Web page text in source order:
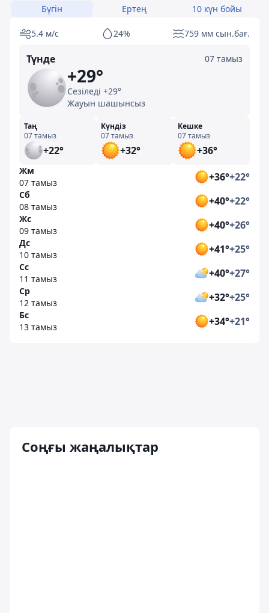
Бүгін Ертең 10 күн бойы
5.4 м/с 24% 759 мм сын.бағ.
Түнде 07 тамыз
+29°
Сезіледі +29°
Жауын шашынсыз
Таң
07 тамыз
+22°
Күндіз
07 тамыз
+32°
Кешке
07 тамыз
+36°
Жм
07 тамыз
+36°+22°
Сб
08 тамыз
+40°+22°
Жс
09 тамыз
+40°+26°
Дс
10 тамыз
+41°+25°
Сс
11 тамыз
+40°+27°
Ср
12 тамыз
+32°+25°
Бс
13 тамыз
+34°+21°
Соңғы жаңалықтар